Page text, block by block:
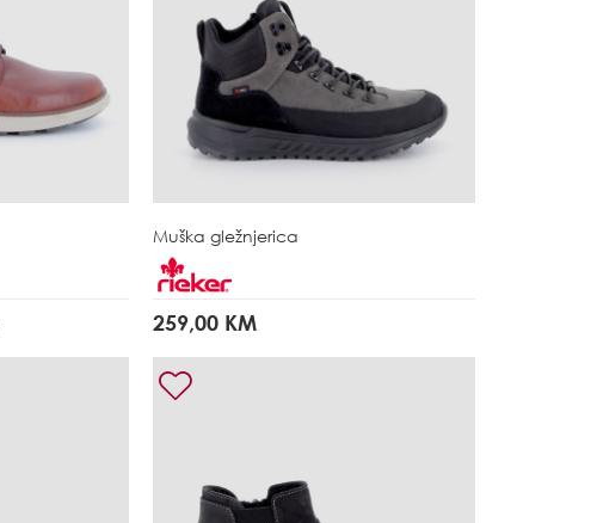
Muška gležnjerica
259,00 KM